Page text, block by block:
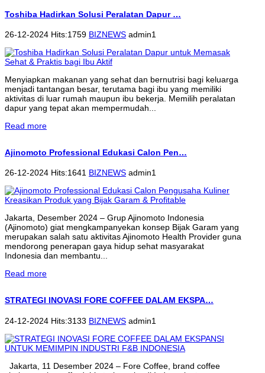
Toshiba Hadirkan Solusi Peralatan Dapur …
26-12-2024 Hits:1759 BIZNEWS admin1
Menyiapkan makanan yang sehat dan bernutrisi bagi keluarga
menjadi tantangan besar, terutama bagi ibu yang memiliki
aktivitas di luar rumah maupun ibu bekerja. Memilih peralatan
dapur yang tepat akan mempermudah...
Read more
Ajinomoto Professional Edukasi Calon Pen…
26-12-2024 Hits:1641 BIZNEWS admin1
Jakarta, Desember 2024 – Grup Ajinomoto Indonesia
(Ajinomoto) giat mengkampanyekan konsep Bijak Garam yang
merupakan salah satu aktivitas Ajinomoto Health Provider guna
mendorong penerapan gaya hidup sehat masyarakat
Indonesia dan membantu...
Read more
STRATEGI INOVASI FORE COFFEE DALAM EKSPA…
24-12-2024 Hits:3133 BIZNEWS admin1
Jakarta, 11 Desember 2024 – Fore Coffee, brand coffee